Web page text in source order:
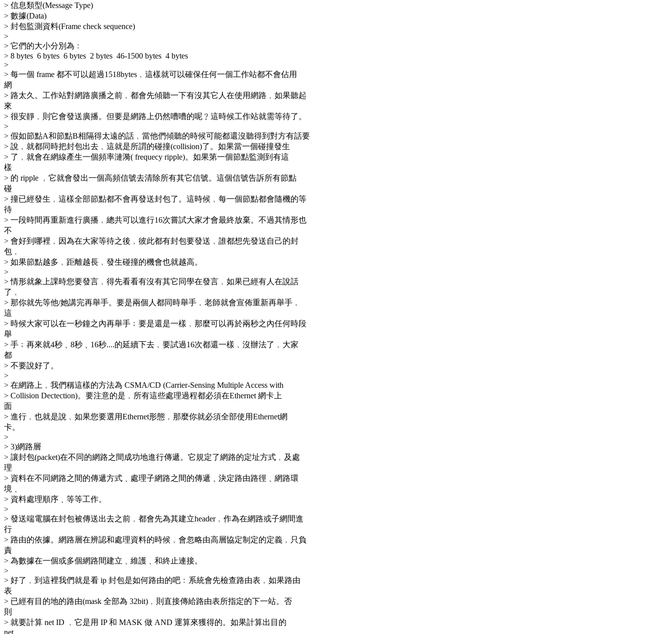
> 信息類型(Message Type)
> 數據(Data)
> 封包監測資料(Frame check sequence)
>
> 它們的大小分別為﹕
> 8 bytes 6 bytes 6 bytes 2 bytes 46-1500 bytes 4 bytes
>
> 每一個 frame 都不可以超過1518bytes﹐這樣就可以確保任何一個工作站都不會佔用
網
> 路太久。工作站對網路廣播之前﹐都會先傾聽一下有沒其它人在使用網路﹐如果聽起
來
> 很安靜﹐則它會發送廣播。但要是網路上仍然嘈嘈的呢﹖這時候工作站就需等待了。
>
> 假如節點A和節點B相隔得太遠的話﹐當他們傾聽的時候可能都還沒聽得到對方有話要
> 說﹐就都同時把封包出去﹐這就是所謂的碰撞(collision)了。如果當一個碰撞發生
> 了﹐就會在網線產生一個頻率漣漪( frequecy ripple)。如果第一個節點監測到有這
樣
> 的 ripple ﹐它就會發出一個高頻信號去清除所有其它信號。這個信號告訴所有節點
碰
> 撞已經發生﹐這樣全部節點都不會再發送封包了。這時候﹐每一個節點都會隨機的等
待
> 一段時間再重新進行廣播﹐總共可以進行16次嘗試大家才會最終放棄。不過其情形也
不
> 會好到哪裡﹐因為在大家等待之後﹐彼此都有封包要發送﹐誰都想先發送自己的封
包﹐
> 如果節點越多﹐距離越長﹐發生碰撞的機會也就越高。
>
> 情形就象上課時您要發言﹐得先看看有沒有其它同學在發言﹐如果已經有人在說話
了﹐
> 那你就先等他/她講完再舉手。要是兩個人都同時舉手﹐老師就會宣佈重新再舉手﹐
這
> 時候大家可以在一秒鐘之內再舉手﹔要是還是一樣﹐那麼可以再於兩秒之內任何時段
舉
> 手﹔再來就4秒﹑8秒﹑16秒....的延續下去﹐要試過16次都還一樣﹐沒辦法了﹐大家
都
> 不要說好了。
>
> 在網路上﹐我們稱這樣的方法為 CSMA/CD (Carrier-Sensing Multiple Access with
> Collision Dectection)。要注意的是﹐所有這些處理過程都必須在Ethernet 網卡上
面
> 進行﹐也就是說﹐如果您要選用Ethernet形態﹐那麼你就必須全部使用Ethernet網
卡。
>
> 3)網路層
> 讓封包(packet)在不同的網路之間成功地進行傳遞。它規定了網路的定址方式﹐及處
理
> 資料在不同網路之間的傳遞方式﹑處理子網路之間的傳遞﹑決定路由路徑﹑網路環
境﹑
> 資料處理順序﹑等等工作。
>
> 發送端電腦在封包被傳送出去之前﹐都會先為其建立header﹐作為在網路或子網間進
行
> 路由的依據。網路層在辨認和處理資料的時候﹐會忽略由高層協定制定的定義﹐只負
責
> 為數據在一個或多個網路間建立﹑維護﹑和終止連接。
>
> 好了﹐到這裡我們就是看 ip 封包是如何路由的吧﹕系統會先檢查路由表﹐如果路由
表
> 已經有目的地的路由(mask 全部為 32bit)﹐則直接傳給路由表所指定的下一站。否
則
> 就要計算 net ID ﹐它是用 IP 和 MASK 做 AND 運算來獲得的。如果計算出目的
net